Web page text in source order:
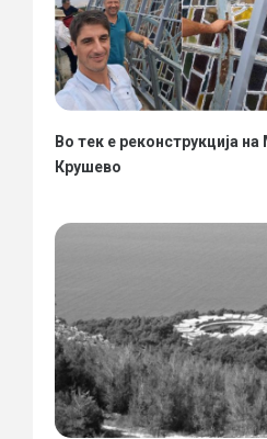
Во тек е реконструкција
Крушево